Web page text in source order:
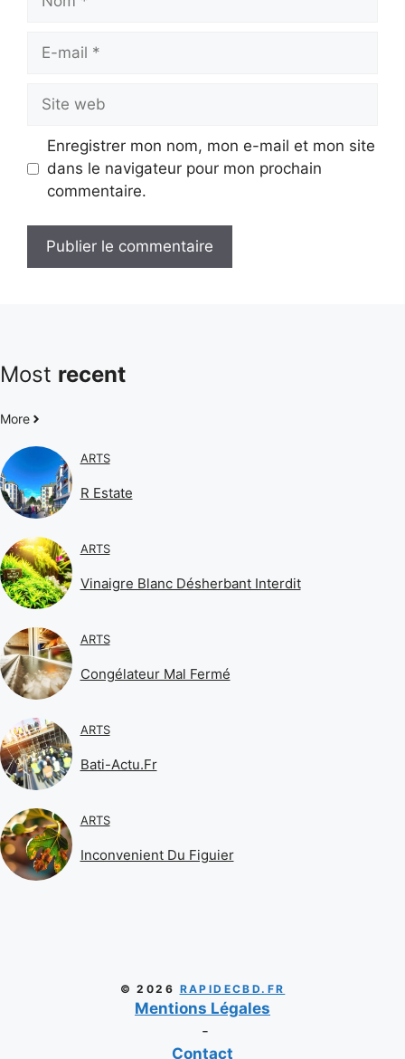
mail
web
Enregistrer mon nom, mon e-mail et mon site
dans le navigateur pour mon prochain
commentaire.
Most recent
More
ARTS
R Estate
ARTS
Vinaigre Blanc Désherbant Interdit
ARTS
Congélateur Mal Fermé
ARTS
Bati-Actu.fr
ARTS
Inconvenient Du Figuier
© 2026 RAPIDECBD.FR
Mentions Légales
-
Contact